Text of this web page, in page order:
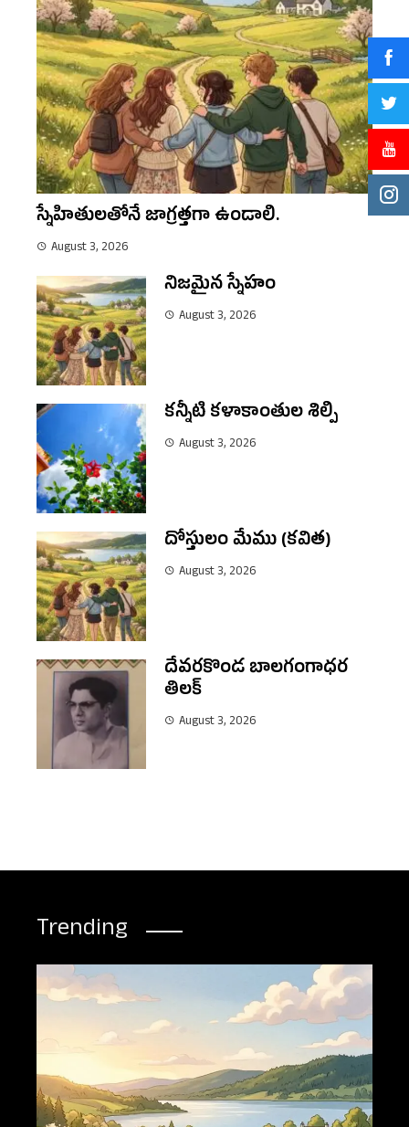
స్నేహితులతోనే జాగ్రత్తగా ఉండాలి.
August 3, 2026
నిజమైన స్నేహం
August 3, 2026
కన్నీటి కళాకాంతుల శిల్పి
August 3, 2026
దోస్తులం మేము (కవిత)
August 3, 2026
దేవరకొండ బాలగంగాధర
తిలక్
August 3, 2026
Trending